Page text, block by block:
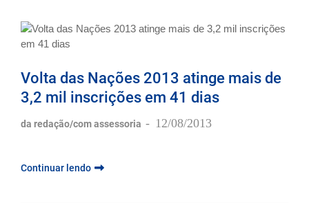
Volta das Nações 2013 atinge mais de
3,2 mil inscrições em 41 dias
da redação/com assessoria 12/08/2013
Continuar lendo